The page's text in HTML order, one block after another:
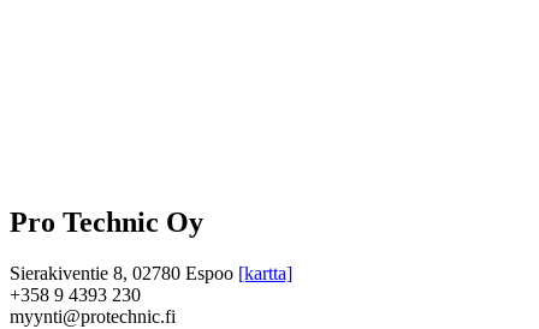
Pro Technic Oy
Sierakiventie 8, 02780 Espoo [kartta]
+358 9 4393 230
myynti@protechnic.fi